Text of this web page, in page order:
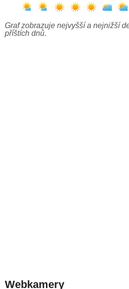
Graf zobrazuje nejvyšší a nejnižší
příštích dnů.
Webkamery